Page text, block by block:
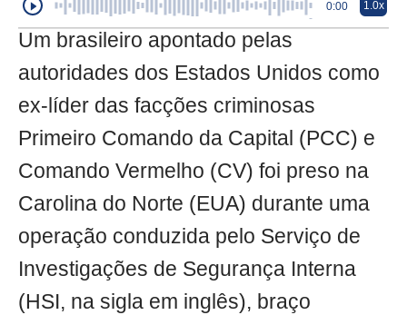
0:00 1.0x
Um brasileiro apontado pelas
autoridades dos Estados Unidos como
ex-líder das facções criminosas
Primeiro Comando da Capital (PCC) e
Comando Vermelho (CV) foi preso na
Carolina do Norte (EUA) durante uma
operação conduzida pelo Serviço de
Investigações de Segurança Interna
(HSI, na sigla em inglês), braço